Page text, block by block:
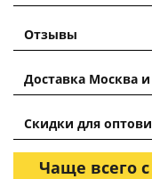
Отзывы
Доставка Москва
Скидки для
Чаще всего